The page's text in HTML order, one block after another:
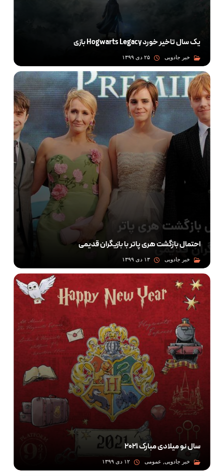
بازی Hogwarts Legacy یک سال تاخیر خورد
۲۵ دی ۱۳۹۹ خبر جادویی
احتمال بازگشت هری پاتر با بازیگران قدیمی
۱۳ دی ۱۳۹۹ خبر جادویی
سال نو میلادی مبارک ۲۰۲۱
۱۲ دی ۱۳۹۹ خبر جادویی, عمومی